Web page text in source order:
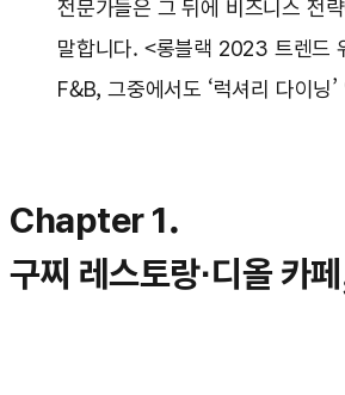
전문가들은 그 뒤에 비즈니스 전
말합니다. <롱블랙 2023 트렌드
F&B, 그중에서도 ‘럭셔리 다이닝’
Chapter 1.
구찌 레스토랑·디올 카